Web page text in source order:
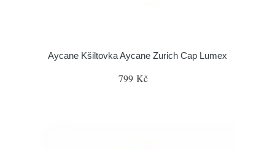
Aycane Kšiltovka Aycane Zurich Cap Lumex
799 Kč